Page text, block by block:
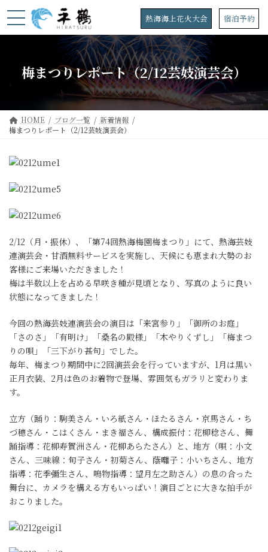
ン
プ
ビ
動
熱海海上花火大会 宿泊予約
梅まつりレポート（2/12芸妓演芸会）
HOME ブログ一覧
新着情報
梅まつりレポート（2/12芸妓演芸会）
2/12（月・振休）、「第74回熱海梅園梅まつり」にて、熱海芸妓
連演芸会・甘酒無料サービスを実施し、天候にも恵まれ大勢のお
客様にご来場いただきました！
梅は半数以上を占める早咲き種が見頃となり、写真のように良い
状態になってきました！
今回の熱海芸妓連演芸会の演目は「来宮参り」「御所のお庭」
「さのさ」「有明け」「桑名の殿様」「木やりくずし」「梅まつ
りの唄」「三下がり甚句」でした。
毎年、梅まつり期間中に2回演芸会を行っていますが、1月は黒い
正月衣装、2月は色のお着物で登場、雰囲気もガラリと変わりま
す。
立方（踊り：駒美さん・いろ紙さん・ほたるさん・京馬さん・ち
づ穂さん・こはくさん・まき福さん、構成振付：花柳稔さん、舞
踊指導：花柳寿賀洲さん・花柳あらたさん）と、地方（唄：小文
さん、三味線：旬子さん・初菊さん、蔭囃子：小いちさん、地方
指導：花季彌生さん、鳴物指導：望月左之助さん）の息の合った
舞台に、カメラを構える方もいっぱい！演目ごとに大きな拍手が
おこりました。